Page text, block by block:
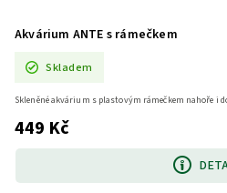
Akvárium ANTE s rámečkem
Skladem
449 Kč
Skleněné akvárium s plastovým rámečkem nahoře i